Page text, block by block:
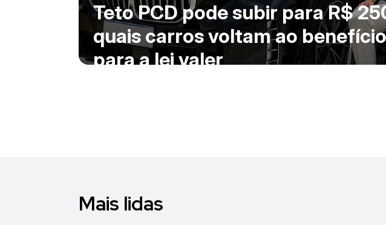
Teto PCD pode subir para R$
quais carros voltam ao
para a lei valer
Mais lidas